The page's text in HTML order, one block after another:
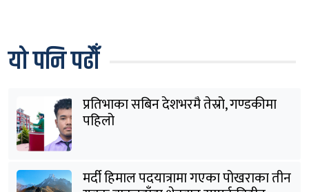
यो पनि पढौँ
प्रतिभाका सबिन देशभरमै तेस्रो, गण्डकीमा
पहिलो
मर्दी हिमाल पदयात्रामा गएका पोखराका तीन